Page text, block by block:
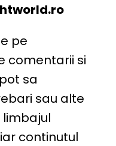
pe
comentarii si
sa
sau alte
continutul